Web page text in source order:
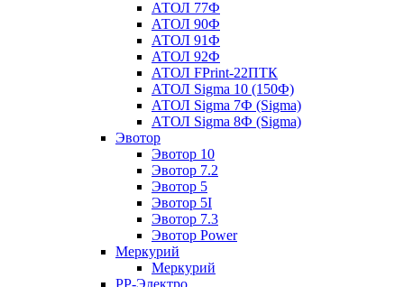
АТОЛ 77Ф
АТОЛ 90Ф
АТОЛ 91Ф
АТОЛ 92Ф
АТОЛ FPrint-22ПТК
АТОЛ Sigma 10 (150Ф)
АТОЛ Sigma 7Ф (Sigma)
АТОЛ Sigma 8Ф (Sigma)
Эвотор
Эвотор 10
Эвотор 7.2
Эвотор 5
Эвотор 5I
Эвотор 7.3
Эвотор Power
Меркурий
Меркурий
РР-Электро